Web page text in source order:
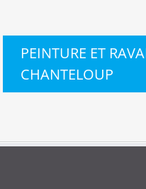
PEINTURE ET
CHANTELOUP